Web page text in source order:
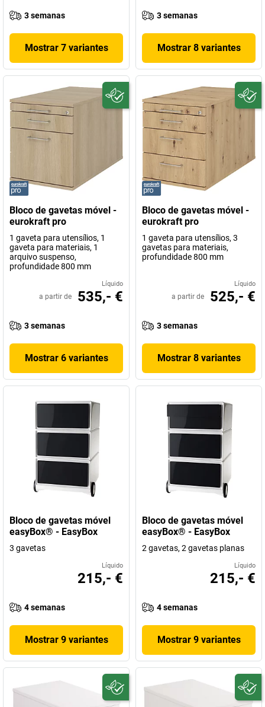
3 semanas
Mostrar 7 variantes
3 semanas
Mostrar 8 variantes
Bloco de gavetas móvel -
eurokraft pro
1 gaveta para utensílios, 1
gaveta para materiais, 1
arquivo suspenso,
profundidade 800 mm
Líquido
a partir de 535,- €
3 semanas
Mostrar 6 variantes
Bloco de gavetas móvel -
eurokraft pro
1 gaveta para utensílios, 3
gavetas para materiais,
profundidade 800 mm
Líquido
a partir de 525,- €
3 semanas
Mostrar 8 variantes
Bloco de gavetas móvel
easyBox® - EasyBox
3 gavetas
Líquido
215,- €
4 semanas
Mostrar 9 variantes
Bloco de gavetas móvel
easyBox® - EasyBox
2 gavetas, 2 gavetas planas
Líquido
215,- €
4 semanas
Mostrar 9 variantes